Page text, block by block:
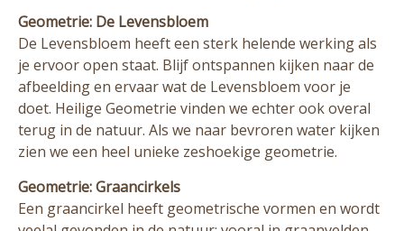
Geometrie: De Levensbloem
De Levensbloem heeft een sterk helende werking als
je ervoor open staat. Blijf ontspannen kijken naar de
afbeelding en ervaar wat de Levensbloem voor je
doet. Heilige Geometrie vinden we echter ook overal
terug in de natuur. Als we naar bevroren water kijken
zien we een heel unieke zeshoekige geometrie.
Geometrie: Graancirkels
Een graancirkel heeft geometrische vormen en wordt